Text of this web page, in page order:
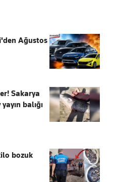
Ağustos
Sakarya
balığı
bozuk